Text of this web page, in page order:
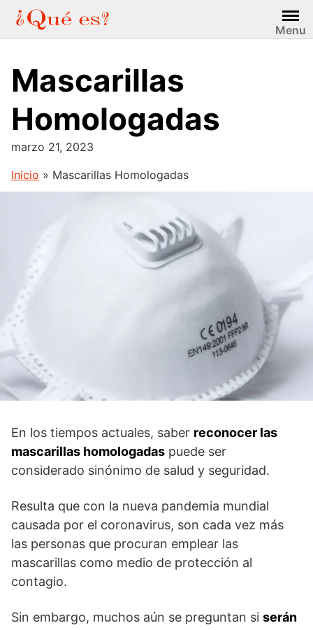
Saltar
contenido
Menu
Mascarillas
Homologadas
marzo 21, 2023
Inicio » Mascarillas Homologadas
En los tiempos actuales, saber reconocer las
mascarillas homologadas puede ser
considerado sinónimo de salud y seguridad.
Resulta que con la nueva pandemia mundial
causada por el coronavirus, son cada vez más
las personas que procuran emplear las
mascarillas como medio de protección al
contagio.
Sin embargo, muchos aún se preguntan si serán